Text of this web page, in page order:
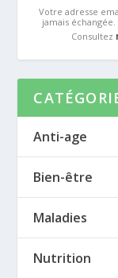
Votre adresse
jamais
Consultez
Anti-age
Bien-être
Maladies
Nutrition